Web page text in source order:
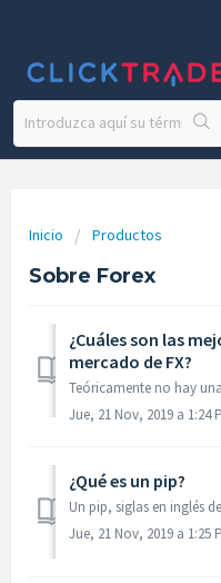
Inicio Productos
Sobre Forex
¿Cuáles son las
mercado de FX?
Jue, 21 Nov, 2019 a 1:24
¿Qué es un pip?
Jue, 21 Nov, 2019 a 1:25